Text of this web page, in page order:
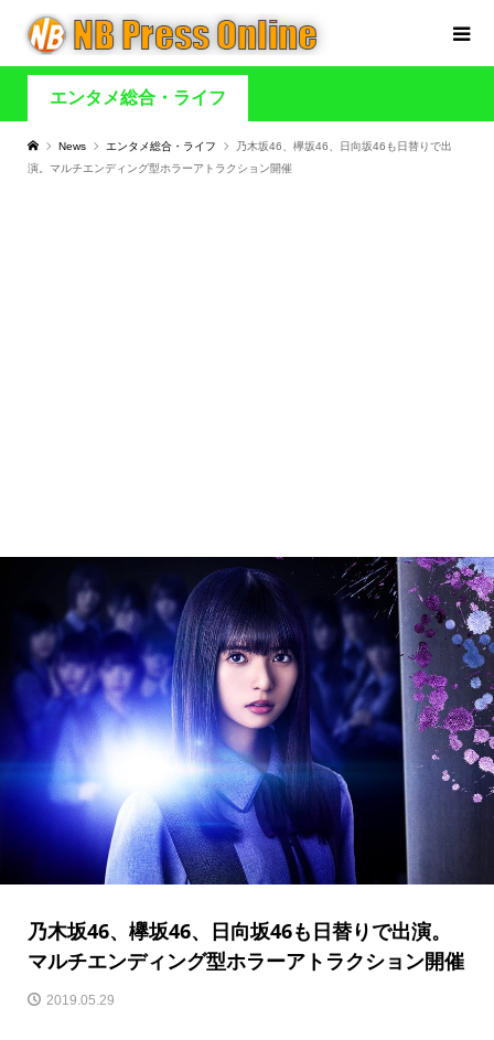
エンタメ総合・ライフ
News エンタメ総合・ライフ
乃木坂46、欅坂46、日向坂46も日替りで出
演。マルチエンディング型ホラーアトラクション開催
乃木坂46、欅坂46、日向坂46も日替りで出演。
マルチエンディング型ホラーアトラクション開催
2019.05.29